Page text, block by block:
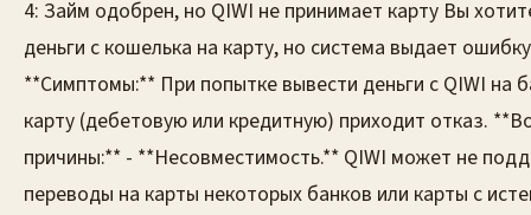
4: Займ одобрен, но QIWI не принимает карту Вы
деньги с кошелька на карту, но система выдает
**Симптомы:** При попытке вывести деньги с QIWI на
карту (дебетовую или кредитную) приходит отказ.
причины:** - **Несовместимость.** QIWI может не
переводы на карты некоторых банков или карты с